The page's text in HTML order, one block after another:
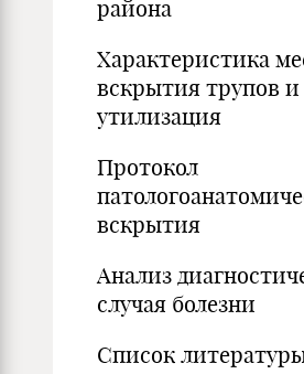
района
Характеристика
вскрытия трупов
утилизация
Протокол
вскрытия
Анализ
случая болезни
Список